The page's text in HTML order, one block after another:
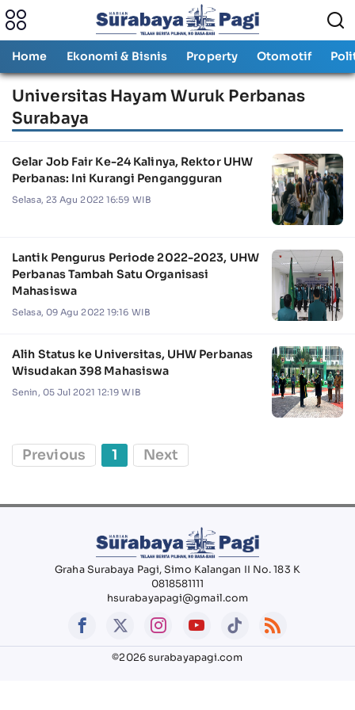
Home Ekonomi & Bisnis Property Otomotif
Universitas Hayam Wuruk Perbanas
Surabaya
Gelar Job Fair Ke-24 Kalinya, Rektor UHW
Perbanas: Ini Kurangi Pengangguran
Selasa, 23 Agu 2022 16:59 WIB
Lantik Pengurus Periode 2022-2023, UHW
Perbanas Tambah Satu Organisasi
Mahasiswa
Selasa, 09 Agu 2022 19:16 WIB
Alih Status ke Universitas, UHW Perbanas
Wisudakan 398 Mahasiswa
Senin, 05 Jul 2021 12:19 WIB
Previous 1 Next
Graha Surabaya Pagi, Simo Kalangan II No. 183 K
0818581111
hsurabayapagi@gmail.com
©2026 surabayapagi.com